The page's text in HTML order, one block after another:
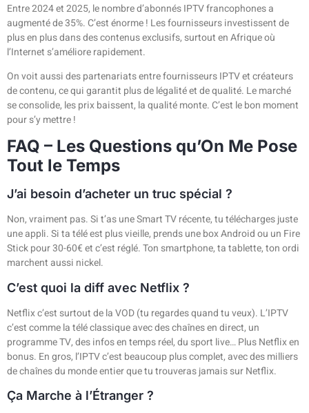
Entre 2024 et 2025, le nombre d’abonnés IPTV francophones a
augmenté de 35%. C’est énorme ! Les fournisseurs investissent de
plus en plus dans des contenus exclusifs, surtout en Afrique où
l’Internet s’améliore rapidement.
On voit aussi des partenariats entre fournisseurs IPTV et créateurs
de contenu, ce qui garantit plus de légalité et de qualité. Le marché
se consolide, les prix baissent, la qualité monte. C’est le bon moment
pour s’y mettre !
FAQ – Les Questions qu’On Me Pose
Tout le Temps
J’ai besoin d’acheter un truc spécial ?
Non, vraiment pas. Si t’as une Smart TV récente, tu télécharges juste
une appli. Si ta télé est plus vieille, prends une box Android ou un Fire
Stick pour 30-60€ et c’est réglé. Ton smartphone, ta tablette, ton ordi
marchent aussi nickel.
C’est quoi la diff avec Netflix ?
Netflix c’est surtout de la VOD (tu regardes quand tu veux). L’IPTV
c’est comme la télé classique avec des chaînes en direct, un
programme TV, des infos en temps réel, du sport live… Plus Netflix en
bonus. En gros, l’IPTV c’est beaucoup plus complet, avec des milliers
de chaînes du monde entier que tu trouveras jamais sur Netflix.
Ça Marche à l’Étranger ?